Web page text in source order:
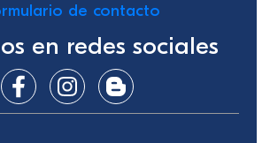
de contacto
en redes sociales